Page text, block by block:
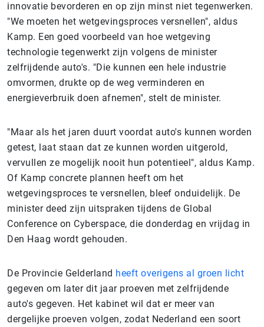
innovatie bevorderen en op zijn minst niet tegenwerken.
"We moeten het wetgevingsproces versnellen", aldus
Kamp. Een goed voorbeeld van hoe wetgeving
technologie tegenwerkt zijn volgens de minister
zelfrijdende auto's. "Die kunnen een hele industrie
omvormen, drukte op de weg verminderen en
energieverbruik doen afnemen", stelt de minister.
"Maar als het jaren duurt voordat auto's kunnen worden
getest, laat staan dat ze kunnen worden uitgerold,
vervullen ze mogelijk nooit hun potentieel", aldus Kamp.
Of Kamp concrete plannen heeft om het
wetgevingsproces te versnellen, bleef onduidelijk. De
minister deed zijn uitspraken tijdens de Global
Conference on Cyberspace, die donderdag en vrijdag in
Den Haag wordt gehouden.
De Provincie Gelderland heeft overigens al groen licht
gegeven om later dit jaar proeven met zelfrijdende
auto's gegeven. Het kabinet wil dat er meer van
dergelijke proeven volgen, zodat Nederland een soort